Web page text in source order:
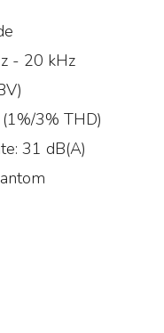
- 20 kHz
3% THD)
31 dB(A)